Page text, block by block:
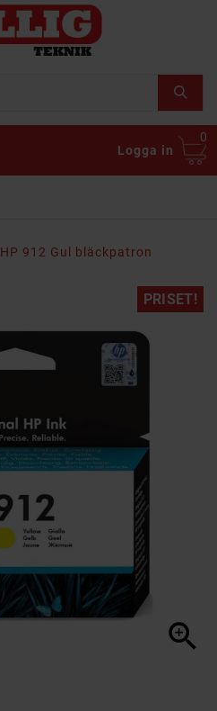
Logga in
0
HP 912 Gul bläckpatron
PRISET!
